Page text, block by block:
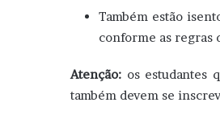
Também estão
conforme as regras
Atenção: os estudantes
também devem se